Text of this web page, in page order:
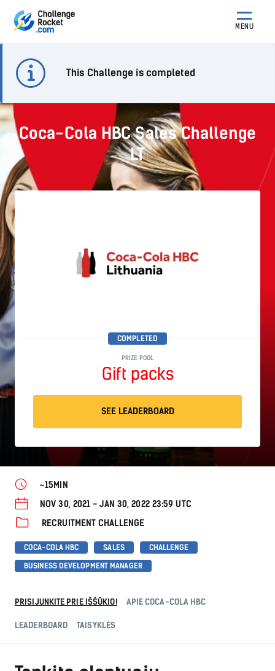
MENU
This Challenge is completed
Coca-Cola HBC Sales Challenge
LT
COMPLETED
PRIZE POOL
Gift packs
SEE LEADERBOARD
~15MIN
NOV 30, 2021 - JAN 30, 2022 23:59 UTC
RECRUITMENT CHALLENGE
COCA-COLA HBC SALES CHALLENGE
BUSINESS DEVELOPMENT MANAGER
PRISIJUNKITE PRIE IŠŠŪKIO! APIE COCA-COLA HBC
LEADERBOARD TAISYKLĖS